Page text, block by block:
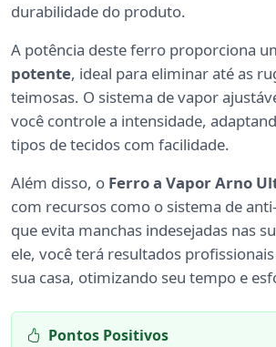
durabilidade do produto.
A potência deste ferro proporciona
potente, ideal para eliminar até as
teimosas. O sistema de vapor
você controle a intensidade,
tipos de tecidos com facilidade.
Além disso, o Ferro a Vapor Arno
com recursos como o sistema de
que evita manchas indesejadas nas
ele, você terá resultados
sua casa, otimizando seu tempo e
Pontos Positivos